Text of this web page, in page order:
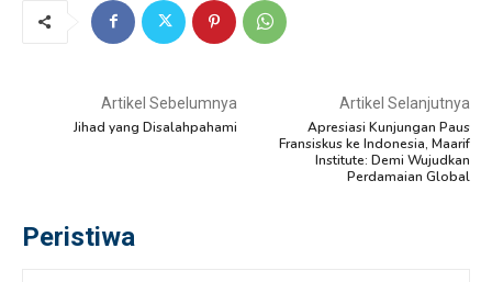
Artikel Sebelumnya
Jihad yang Disalahpahami
Artikel Selanjutnya
Apresiasi Kunjungan Paus
Fransiskus ke Indonesia, Maarif
Institute: Demi Wujudkan
Perdamaian Global
Peristiwa